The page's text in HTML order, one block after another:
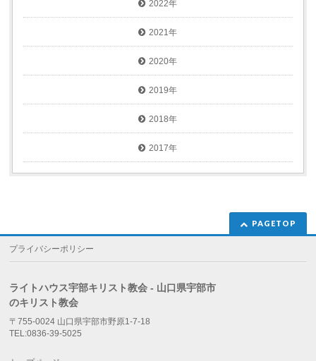
2022年
2021年
2020年
2019年
2018年
2017年
PAGETOP
プライバシーポリシー
ライトハウス宇部キリスト教会 - 山口県宇部市
のキリスト教会
〒755-0024 山口県宇部市野原1-7-18
TEL:0836-39-5025